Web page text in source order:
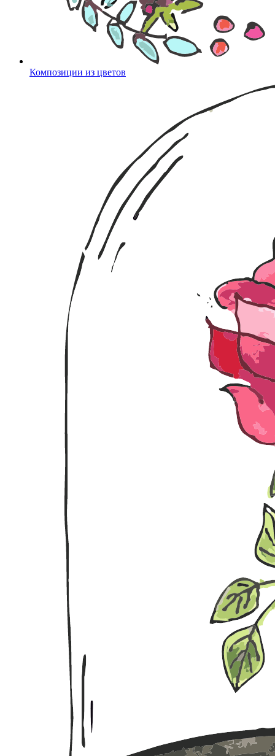
Композиции из цветов